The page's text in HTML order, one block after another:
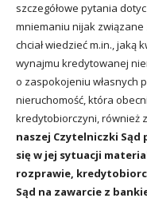
szczegółowe pytania
mniemaniu nijak związane
chciał wiedzieć m.in., jaką
wynajmu kredytowanej
o zaspokojeniu własnych
nieruchomość, która
kredytobiorczyni, również
naszej Czytelniczki
się w jej sytuacji
rozprawie,
Sąd na zawarcie z